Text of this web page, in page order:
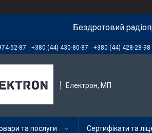
Бездротовий
52-87 +380 (44) 430-80-87 +380 (44) 428-28-98
Електрон, МП
та послуги Сертифікати та